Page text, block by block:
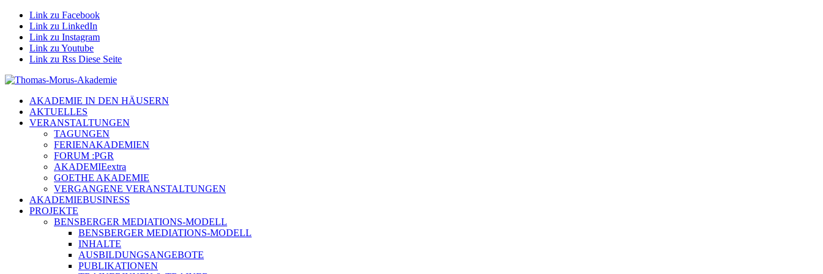
Link zu Facebook
Link zu LinkedIn
Link zu Instagram
Link zu Youtube
Link zu Rss Diese Seite
AKADEMIE IN DEN HÄUSERN
AKTUELLES
VERANSTALTUNGEN
TAGUNGEN
FERIENAKADEMIEN
FORUM :PGR
AKADEMIEextra
GOETHE AKADEMIE
VERGANGENE VERANSTALTUNGEN
AKADEMIEBUSINESS
PROJEKTE
BENSBERGER MEDIATIONS-MODELL
BENSBERGER MEDIATIONS-MODELL
INHALTE
AUSBILDUNGSANGEBOTE
PUBLIKATIONEN